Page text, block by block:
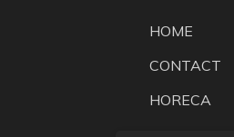
HOME
CONTACT
HORECA